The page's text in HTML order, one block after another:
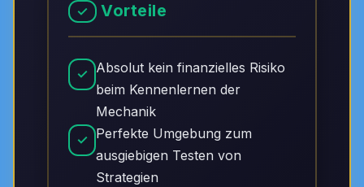
✓ Vorteile
✓ Absolut kein finanzielles Risiko
beim Kennenlernen der
Mechanik
✓ Perfekte Umgebung zum
ausgiebigen Testen von
Strategien